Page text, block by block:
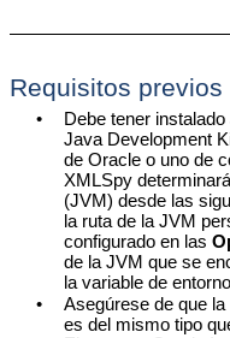
Requisitos previos
•
Debe tener
Java Development
de Oracle o uno de
XMLSpy
(JVM) desde las
la ruta de la JVM
configurado en las
de la JVM que se
la variable de entorno
•
Asegúrese de que
es del mismo tipo